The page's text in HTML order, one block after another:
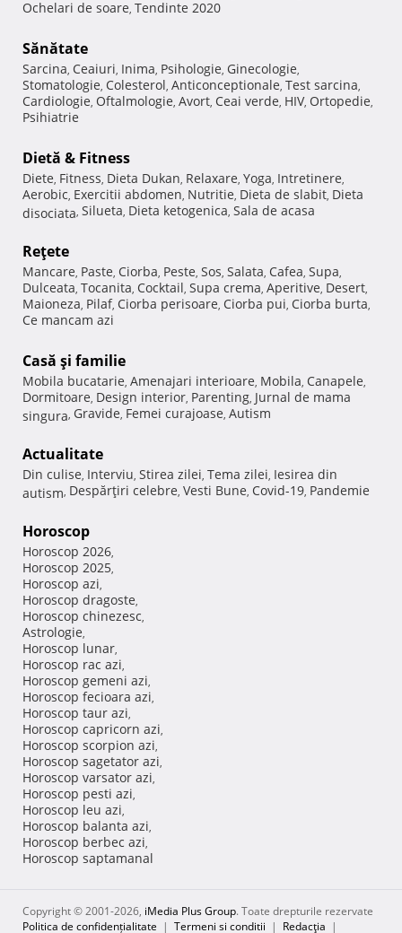
Ochelari de soare, Tendinte 2020
Sănătate
Sarcina, Ceaiuri, Inima, Psihologie, Ginecologie,
Stomatologie, Colesterol, Anticonceptionale, Test sarcina,
Cardiologie, Oftalmologie, Avort, Ceai verde, HIV, Ortopedie,
Psihiatrie
Dietă & Fitness
Diete, Fitness, Dieta Dukan, Relaxare, Yoga, Intretinere,
Aerobic, Exercitii abdomen, Nutritie, Dieta de slabit, Dieta
disociata, Silueta, Dieta ketogenica, Sala de acasa
Reţete
Mancare, Paste, Ciorba, Peste, Sos, Salata, Cafea, Supa,
Dulceata, Tocanita, Cocktail, Supa crema, Aperitive, Desert,
Maioneza, Pilaf, Ciorba perisoare, Ciorba pui, Ciorba burta,
Ce mancam azi
Casă şi familie
Mobila bucatarie, Amenajari interioare, Mobila, Canapele,
Dormitoare, Design interior, Parenting, Jurnal de mama
singura, Gravide, Femei curajoase, Autism
Actualitate
Din culise, Interviu, Stirea zilei, Tema zilei, Iesirea din
autism, Despărţiri celebre, Vesti Bune, Covid-19, Pandemie
Horoscop
Horoscop 2026,
Horoscop 2025,
Horoscop azi,
Horoscop dragoste,
Horoscop chinezesc,
Astrologie,
Horoscop lunar,
Horoscop rac azi,
Horoscop gemeni azi,
Horoscop fecioara azi,
Horoscop taur azi,
Horoscop capricorn azi,
Horoscop scorpion azi,
Horoscop sagetator azi,
Horoscop varsator azi,
Horoscop pesti azi,
Horoscop leu azi,
Horoscop balanta azi,
Horoscop berbec azi,
Horoscop saptamanal
Copyright © 2001-2026, iMedia Plus Group. Toate drepturile rezervate
Politica de confidențialitate | Termeni si conditii | Redacţia |